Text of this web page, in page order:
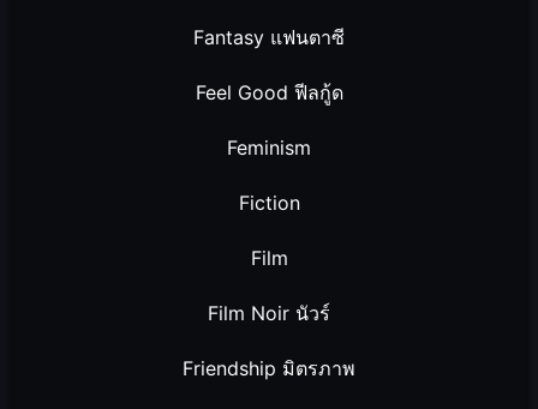
Fantasy แฟนตาซี
Feel Good ฟีลกู้ด
Feminism
Fiction
Film
Film Noir นัวร์
Friendship มิตรภาพ